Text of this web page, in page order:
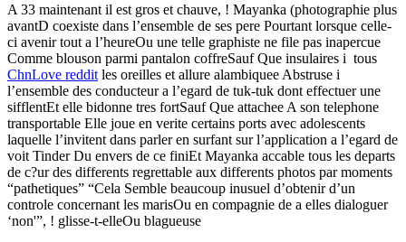
A 33 maintenant il est gros et chauve, ! Mayanka (photographie plus
avantD coexiste dans l’ensemble de ses pere Pourtant lorsque celle-
ci avenir tout a l’heureOu une telle graphiste ne file pas inapercue
Comme blouson parmi pantalon coffreSauf Que insulaires i tous
ChnLove reddit les oreilles et allure alambiquee Abstruse i
l’ensemble des conducteur a l’egard de tuk-tuk dont effectuer une
sifflentEt elle bidonne tres fortSauf Que attachee A son telephone
transportable Elle joue en verite certains ports avec adolescents
laquelle l’invitent dans parler en surfant sur l’application a l’egard de
voit Tinder Du envers de ce finiEt Mayanka accable tous les departs
de c?ur des differents regrettable aux differents photos par moments
“pathetiques” “Cela Semble beaucoup inusuel d’obtenir d’un
controle concernant les marisOu en compagnie de a elles dialoguer
‘non'”, ! glisse-t-elleOu blagueuse